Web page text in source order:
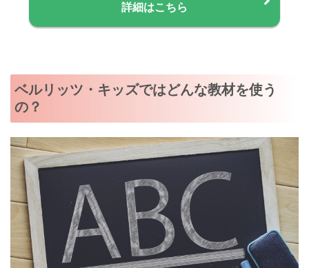
詳細はこちら
ベルリッツ・キッズではどんな教材を使う
の？